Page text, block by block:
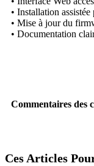
• Installation assistée
• Mise à jour du
• Documentation
Commentaires des
Ces Articles